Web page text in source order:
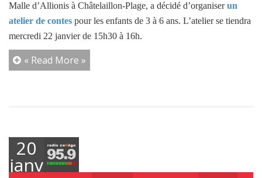
Malle d’Allionis à Châtelaillon-Plage, a décidé d’organiserun
atelier de contes pour les enfants de 3 à 6 ans. L’atelier se tiendra
mercredi 22 janvier de 15h30 à 16h.
« Read More »
20
janvier